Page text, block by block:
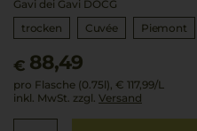
Gavi dei Gavi DOCG
trocken
Cuvée Piemont
€ 88,49
pro Flasche (0.75l), € 117,99/L
inkl. MwSt. zzgl. Versand